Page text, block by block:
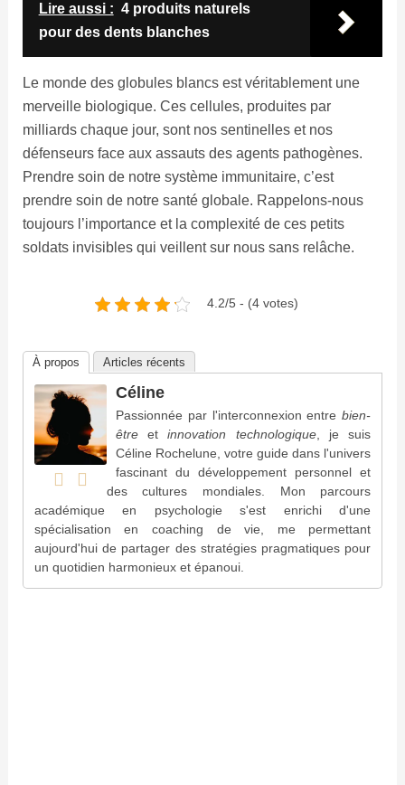
Lire aussi : 4 produits naturels
pour des dents blanches
Le monde des globules blancs est véritablement une
merveille biologique. Ces cellules, produites par
milliards chaque jour, sont nos sentinelles et nos
défenseurs face aux assauts des agents pathogènes.
Prendre soin de notre système immunitaire, c’est
prendre soin de notre santé globale. Rappelons-nous
toujours l’importance et la complexité de ces petits
soldats invisibles qui veillent sur nous sans relâche.
4.2/5 - (4 votes)
À propos Articles récents
Céline
Passionnée par l'interconnexion entrebien-
êtreetinnovation technologique, je suis
Céline Rochelune, votre guide dans l'univers
fascinant du développement personnel et
des cultures mondiales. Mon parcours
académique en psychologie s'est enrichi d'une
spécialisation en coaching de vie, me permettant
aujourd'hui de partager des stratégies pragmatiques pour
un quotidien harmonieux et épanoui.